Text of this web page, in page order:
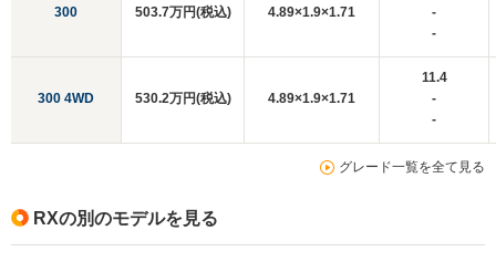
300
300 4WD
503.7万円(税込) 4.89×1.9×1.71
-
-
530.2万円(税込) 4.89×1.9×1.71
11.4
-
-
グレード一覧を全て見る
RXの別のモデルを見る